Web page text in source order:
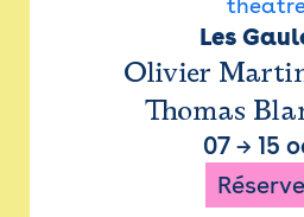
Les
Olivier
Thomas
07→ 15